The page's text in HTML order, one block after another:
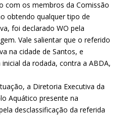
com os membros da Comissão
obtendo qualquer tipo de
foi declarado WO pela
Vale salientar que o referido
na cidade de Santos, e
da rodada, contra a ABDA,
a Diretoria Executiva da
Aquático presente na
desclassificação da referida